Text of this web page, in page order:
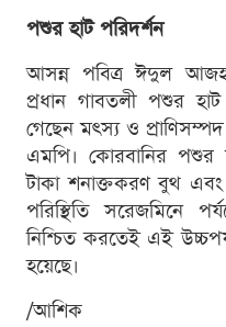
পশুর হাট পরিদর্শন
আসন্ন পবিত্র ঈদুল
প্রধান গাবতলী পশুর
গেছেন মৎস্য ও প্রাণিসম্পদ
এমপি। কোরবানির পশুর
টাকা শনাক্তকরণ বুথ এবং
পরিস্থিতি সরেজমিনে
নিশ্চিত করতেই এই
হয়েছে।
/আশিক